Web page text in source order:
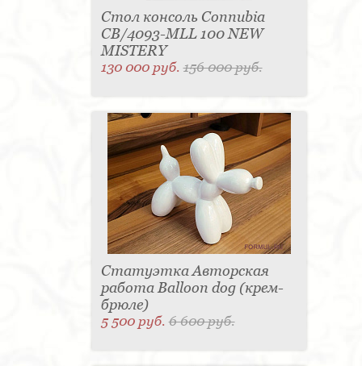
Стол консоль Connubia
CB/4093-MLL 100 NEW
MISTERY
130 000 руб.156 000 руб.
Статуэтка Авторская
работа Balloon dog (крем-
брюле)
5 500 руб.6 600 руб.